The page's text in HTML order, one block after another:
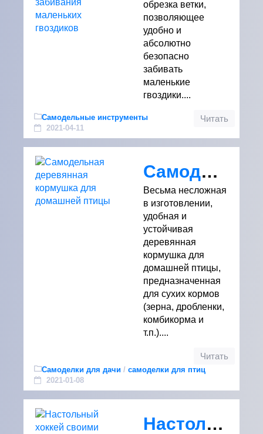
обрезка ветки,
позволяющее
удобно и
абсолютно
безопасно
забивать
маленькие
гвоздики....
Читать
Самодельные инструменты
2021-04-11
Самодельная деревянная кормушка для домашней птицы
Весьма несложная
в изготовлении,
удобная и
устойчивая
деревянная
кормушка для
домашней птицы,
предназначенная
для сухих кормов
(зерна, дробленки,
комбикорма и
т.п.)....
Читать
Самоделки для дачи / самоделки для птиц
2021-01-08
Настольный хоккей своими руками